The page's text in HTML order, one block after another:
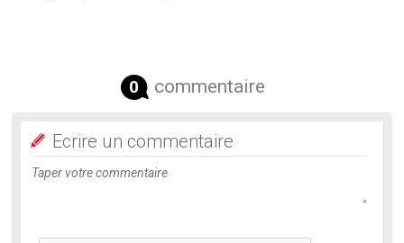
0 commentaire
Ecrire un commentaire